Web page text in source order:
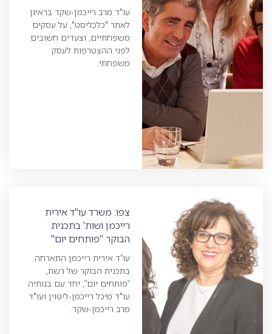
עו"ד מרב רייכמן-שקד בראיון
לאתר "כלכליסט", על עסקים
משפחתיים, וצעדים חשובים
לפני ההצטרפות לעסק
משפחתי.
צפו: משרד עו"ד אירית
רייכמן ושות' בתכנית
הבוקר "פותחים יום"
עו”ד אירית רייכמן התארחה
בתכנית הבוקר של רשת,
“פותחים יום”, יחד עם בנותיה
עו"ד מיכל רייכמן-ליטוין ועו"ד
מרב רייכמן-שקד.